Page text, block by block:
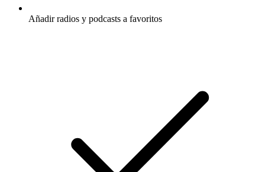
Añadir radios y podcasts a favoritos